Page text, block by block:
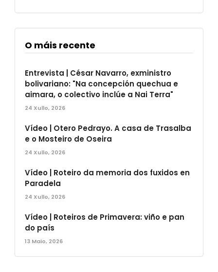
O máis recente
Entrevista | César Navarro, exministro
bolivariano: "Na concepción quechua e
aimara, o colectivo inclúe a Nai Terra"
24 Xullo, 2026
Vídeo | Otero Pedrayo. A casa de Trasalba
e o Mosteiro de Oseira
24 Xullo, 2026
Vídeo | Roteiro da memoria dos fuxidos en
Paradela
24 Xullo, 2026
Vídeo | Roteiros de Primavera: viño e pan
do país
13 Maio, 2026